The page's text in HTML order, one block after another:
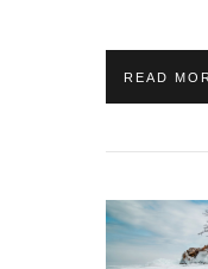
READ